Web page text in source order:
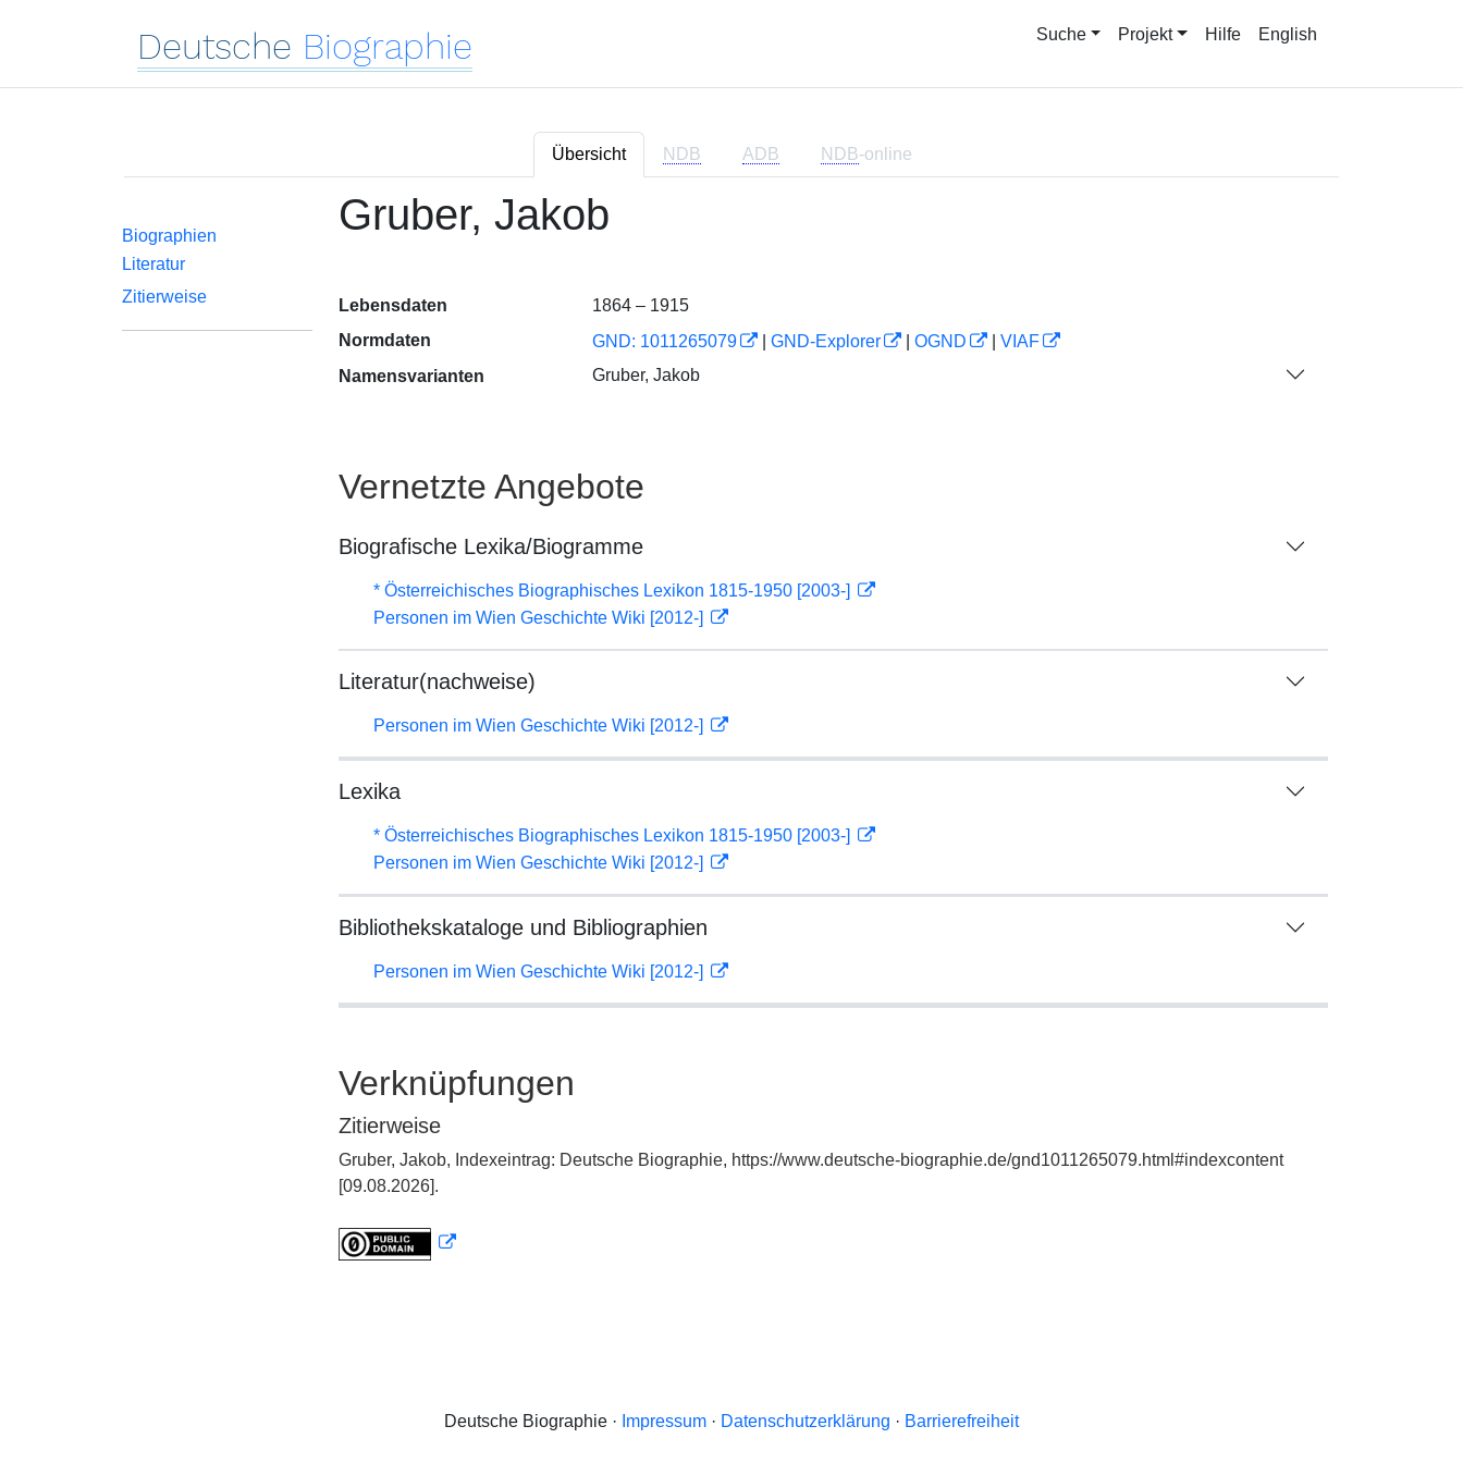
Deutsche Biographie Suche Projekt Hilfe English
Übersicht NDB ADB NDB-online
Biographien
Literatur
Zitierweise
Gruber, Jakob
Lebensdaten
1864 – 1915
Normdaten
GND: 1011265079 GND-Explorer OGND
VIAF
Namensvarianten
Gruber, Jakob
Vernetzte Angebote
Biografische Lexika/Biogramme
* Österreichisches Biographisches Lexikon 1815-1950 [2003-]
Personen im Wien Geschichte Wiki [2012-]
Literatur(nachweise)
Personen im Wien Geschichte Wiki [2012-]
Lexika
* Österreichisches Biographisches Lexikon 1815-1950 [2003-]
Personen im Wien Geschichte Wiki [2012-]
Bibliothekskataloge und Bibliographien
Personen im Wien Geschichte Wiki [2012-]
Verknüpfungen
Zitierweise
Gruber, Jakob, Indexeintrag: Deutsche Biographie, https://www.deutsche-biographie.de/gnd1011265079.html#indexcontent
[09.08.2026].
Deutsche Biographie · Impressum · Datenschutzerklärung · Barrierefreiheit